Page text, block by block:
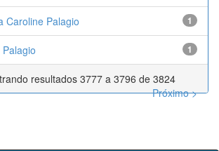
Caroline Palagio 1
1
resultados 3777 a 3796 de 3824
Próximo >